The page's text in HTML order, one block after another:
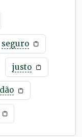
seguro
justo